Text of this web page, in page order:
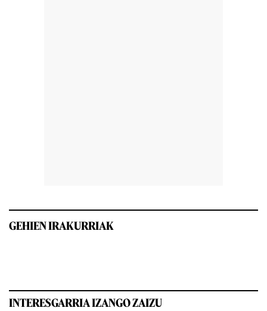
GEHIEN IRAKURRIAK
INTERESGARRIA IZANGO ZAIZU